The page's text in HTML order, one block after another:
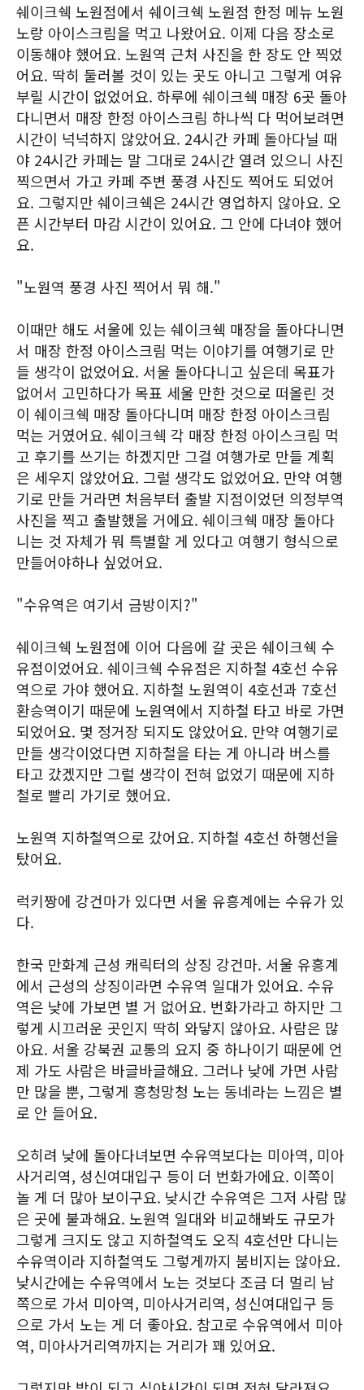
쉐이크쉑 노원점에서 쉐이크쉑 노원점 한정 메뉴 노원
노랑 아이스크림을 먹고 나왔어요. 이제 다음 장소로
이동해야 했어요. 노원역 근처 사진을 한 장도 안 찍었
어요. 딱히 둘러볼 것이 있는 곳도 아니고 그렇게 여유
부릴 시간이 없었어요. 하루에 쉐이크쉑 매장 6곳 돌아
다니면서 매장 한정 아이스크림 하나씩 다 먹어보려면
시간이 넉넉하지 않았어요. 24시간 카페 돌아다닐 때
야 24시간 카페는 말 그대로 24시간 열려 있으니 사진
찍으면서 가고 카페 주변 풍경 사진도 찍어도 되었어
요. 그렇지만 쉐이크쉑은 24시간 영업하지 않아요. 오
픈 시간부터 마감 시간이 있어요. 그 안에 다녀야 했어
요.
"노원역 풍경 사진 찍어서 뭐 해."
이때만 해도 서울에 있는 쉐이크쉑 매장을 돌아다니면
서 매장 한정 아이스크림 먹는 이야기를 여행기로 만
들 생각이 없었어요. 서울 돌아다니고 싶은데 목표가
없어서 고민하다가 목표 세울 만한 것으로 떠올린 것
이 쉐이크쉑 매장 돌아다니며 매장 한정 아이스크림
먹는 거였어요. 쉐이크쉑 각 매장 한정 아이스크림 먹
고 후기를 쓰기는 하겠지만 그걸 여행가로 만들 계획
은 세우지 않았어요. 그럴 생각도 없었어요. 만약 여행
기로 만들 거라면 처음부터 출발 지점이었던 의정부역
사진을 찍고 출발했을 거에요. 쉐이크쉑 매장 돌아다
니는 것 자체가 뭐 특별할 게 있다고 여행기 형식으로
만들어야하나 싶었어요.
"수유역은 여기서 금방이지?"
쉐이크쉑 노원점에 이어 다음에 갈 곳은 쉐이크쉑 수
유점이었어요. 쉐이크쉑 수유점은 지하철 4호선 수유
역으로 가야 했어요. 지하철 노원역이 4호선과 7호선
환승역이기 때문에 노원역에서 지하철 타고 바로 가면
되었어요. 몇 정거장 되지도 않았어요. 만약 여행기로
만들 생각이었다면 지하철을 타는 게 아니라 버스를
타고 갔겠지만 그럴 생각이 전혀 없었기 때문에 지하
철로 빨리 가기로 했어요.
노원역 지하철역으로 갔어요. 지하철 4호선 하행선을
탔어요.
럭키짱에 강건마가 있다면 서울 유흥계에는 수유가 있
다.
한국 만화계 근성 캐릭터의 상징 강건마. 서울 유흥계
에서 근성의 상징이라면 수유역 일대가 있어요. 수유
역은 낮에 가보면 별 거 없어요. 번화가라고 하지만 그
렇게 시끄러운 곳인지 딱히 와닿지 않아요. 사람은 많
아요. 서울 강북권 교통의 요지 중 하나이기 때문에 언
제 가도 사람은 바글바글해요. 그러나 낮에 가면 사람
만 많을 뿐, 그렇게 흥청망청 노는 동네라는 느낌은 별
로 안 들어요.
오히려 낮에 돌아다녀보면 수유역보다는 미아역, 미아
사거리역, 성신여대입구 등이 더 번화가에요. 이쪽이
놀 게 더 많아 보이구요. 낮시간 수유역은 그저 사람 많
은 곳에 불과해요. 노원역 일대와 비교해봐도 규모가
그렇게 크지도 않고 지하철역도 오직 4호선만 다니는
수유역이라 지하철역도 그렇게까지 붐비지는 않아요.
낮시간에는 수유역에서 노는 것보다 조금 더 멀리 남
쪽으로 가서 미아역, 미아사거리역, 성신여대입구 등
으로 가서 노는 게 더 좋아요. 참고로 수유역에서 미아
역, 미아사거리역까지는 거리가 꽤 있어요.